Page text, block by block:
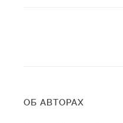
ОБ АВТОРАХ